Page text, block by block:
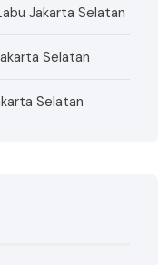
Jakarta Selatan
Selatan
Selatan